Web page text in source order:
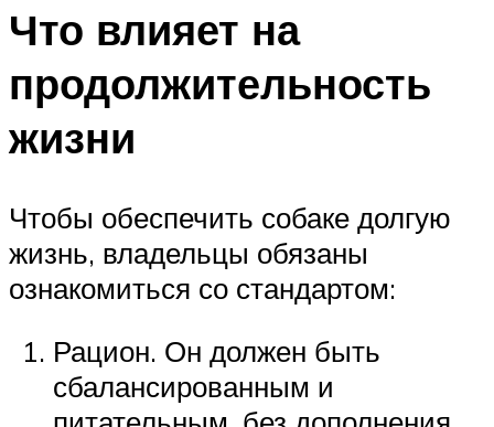
Что влияет на
продолжительность
жизни
Чтобы обеспечить собаке долгую
жизнь, владельцы обязаны
ознакомиться со стандартом:
Рацион. Он должен быть
сбалансированным и